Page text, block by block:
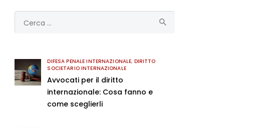
per:
DIFESA PENALE INTERNAZIONALE, DIRITTO
SOCIETARIO INTERNAZIONALE
Avvocati per il diritto
internazionale: Cosa fanno e
come sceglierli